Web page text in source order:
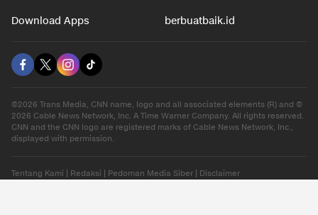
Download Apps berbuatbaik.id
©2026 Trans Media, CNN name, logo and all associated elements (R) and ©
2026 Cable News Network, Inc. A Time Warner Company. All rights reserved.
CNN and the CNN logo are registered marks of Cable News Network, Inc.,
displayed with permission.
Tentang Kami Redaksi Pedoman Media Siber Disclaimer